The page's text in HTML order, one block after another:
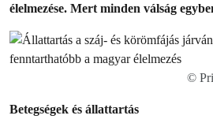
élelmezése. Mert minden válság
©
Betegségek és állattartás